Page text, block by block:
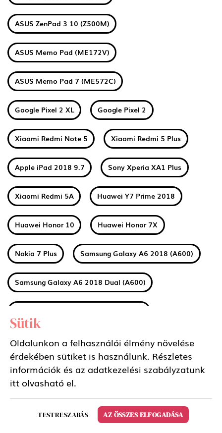
ASUS ZenPad 3 10 (Z500M)
ASUS Memo Pad (ME172V)
ASUS Memo Pad 7 (ME572C)
Google Pixel 2 XL Google Pixel 2
Xiaomi Redmi Note 5 Xiaomi Redmi 5 Plus
Apple iPad 2018 9.7 Sony Xperia XA1 Plus
Xiaomi Redmi 5A Huawei Y7 Prime 2018
Huawei Honor 10 Huawei Honor 7X
Nokia 7 Plus Samsung Galaxy A6 2018 (A600)
Samsung Galaxy A6 2018 Dual (A600)
Samsung Galaxy A6 Plus 2018 Dual (A605)
Huawei MediaPad M5 8.4 LTE
Huawei MediaPad M5 8.4 WIFI
Huawei MediaPad M5 10.8 LTE
Sütik
Oldalunkon a felhasználói élmény növelése
érdekében sütiket is használunk. Részletes
információk és az adatkezelési szabályzatunk
itt olvasható el.
TESTRESZABÁS AZ ÖSSZES ELFOGADÁSA